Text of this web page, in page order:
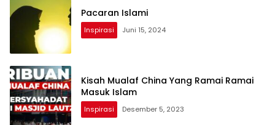
Pacaran Islami
Inspirasi Juni 15, 2024
Kisah Mualaf China Yang Ramai Ramai
Masuk Islam
Inspirasi Desember 5, 2023